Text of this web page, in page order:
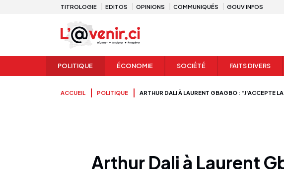
TITROLOGIE EDITOS OPINIONS COMMUNIQUÉS GOUV INFOS
POLITIQUE ÉCONOMIE SOCIÉTÉ FAITS DIVERS
ACCUEIL POLITIQUE ARTHUR DALI À LAURENT GBAGBO : "J'ACCEPTE
Arthur Dali à Laurent